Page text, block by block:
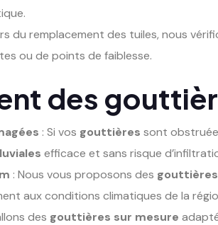
du remplacement des tuiles, nous
ou de points de faiblesse.
des
: Si vos gouttières sont
efficace et sans risque
: Nous vous proposons des gouttières
aux conditions climatiques de la
des gouttières sur mesure